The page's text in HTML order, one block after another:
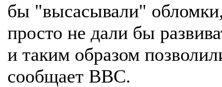
бы "высасывали"
просто не дали бы
и таким образом
сообщает BBC.